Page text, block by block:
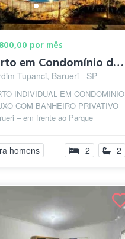
por mês
Quarto em Condomínio de Alto Padrão Baru...
Tupanci, Barueri - SP
INDIVIDUAL EM CONDOMINIO
COM BANHEIRO PRIVATIVO
– em frente ao Parque
📅 ...
homens 2 2